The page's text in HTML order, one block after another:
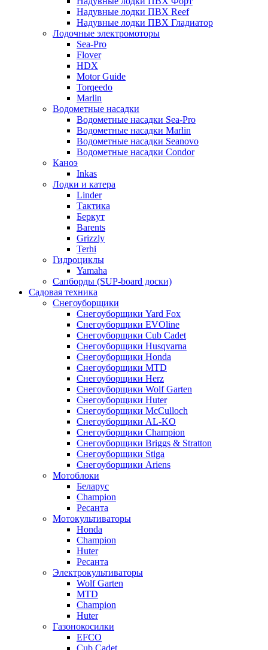
Надувные лодки ПВХ Reef
Надувные лодки ПВХ Гладиатор
Лодочные электромоторы
Sea-Pro
Flover
HDX
Motor Guide
Torqeedo
Marlin
Водометные насадки
Водометные насадки Sea-Pro
Водометные насадки Marlin
Водометные насадки Seanovo
Водометные насадки Condor
Каноэ
Inkas
Лодки и катера
Linder
Тактика
Беркут
Barents
Grizzly
Terhi
Гидроциклы
Yamaha
Сапборды (SUP-board доски)
Садовая техника
Снегоуборщики
Снегоуборщики Yard Fox
Снегоуборщики EVOline
Снегоуборщики Cub Cadet
Снегоуборщики Husqvarna
Снегоуборщики Honda
Снегоуборщики MTD
Снегоуборщики Herz
Снегоуборщики Wolf Garten
Снегоуборщики Huter
Снегоуборщики McCulloch
Снегоуборщики AL-KO
Снегоуборщики Champion
Снегоуборщики Briggs & Stratton
Снегоуборщики Stiga
Снегоуборщики Ariens
Мотоблоки
Беларус
Champion
Ресанта
Мотокультиваторы
Honda
Champion
Huter
Ресанта
Электрокультиваторы
Wolf Garten
MTD
Champion
Huter
Газонокосилки
EFCO
Cub Cadet